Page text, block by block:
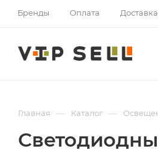
Бренды Оплата Доставка
Главная — Каталог —